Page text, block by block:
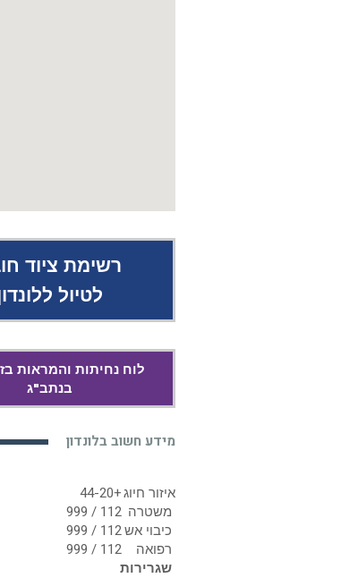
רשימת ציוד
לטיול
לוח נחיתות והמראות
בנתב"ג
מידע חשוב בלונדון
איזור חיוג+44-20
משטרה 112 / 999
כיבוי אש112 / 999
רפואה
112 / 999
שגרירות